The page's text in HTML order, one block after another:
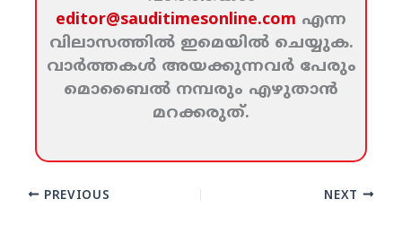
editor@sauditimesonline.com എന്ന
വിലാസത്തില്‍ ഇമെയില്‍ ചെയ്യുക.
വാര്‍ത്തകള്‍ അയക്കുന്നവര്‍ പേരും
മൊബൈല്‍ നമ്പരും എഴുതാന്‍
മറക്കരുത്‌.
PREVIOUS NEXT